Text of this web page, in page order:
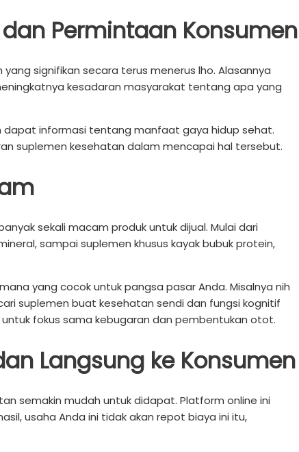
Permintaan Konsumen
signifikan secara terus menerus lho. Alasannya
kesadaran masyarakat tentang apa yang
dapat informasi tentang manfaat gaya hidup sehat.
suplemen kesehatan dalam mencapai hal tersebut.
sekali macam produk untuk dijual. Mulai dari
sampai suplemen khusus kayak bubuk protein,
yang cocok untuk pangsa pasar Anda. Misalnya nih
suplemen buat kesehatan sendi dan fungsi kognitif
fokus sama kebugaran dan pembentukan otot.
Langsung ke Konsumen
semakin mudah untuk didapat. Platform online ini
usaha Anda ini tidak akan repot biaya ini itu,